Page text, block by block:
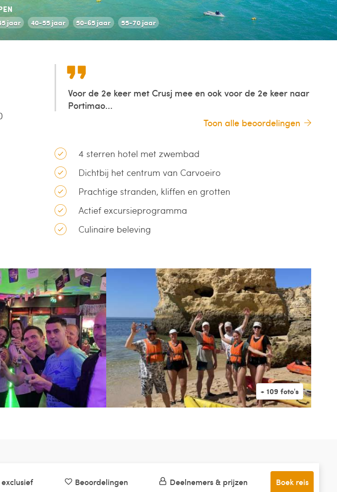
jaar 40-55 jaar 50-65 jaar 55-70 jaar
Voor de 2e keer met Crusj mee en ook voor de 2e keer naar
Portimao...
Toon alle beoordelingen
4 sterren hotel met zwembad
Dichtbij het centrum van Carvoeiro
Prachtige stranden, kliffen en grotten
Actief excursieprogramma
Culinaire beleving
Beoordelingen Deelnemers & prijzen Boek reis